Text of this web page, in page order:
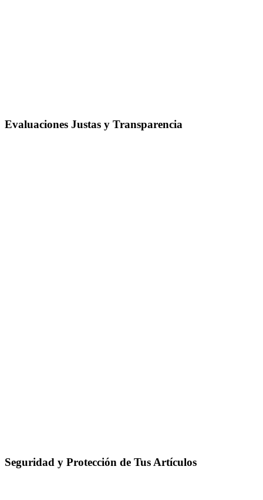
Evaluaciones Justas y Transparencia
Seguridad y Protección de Tus Artículos